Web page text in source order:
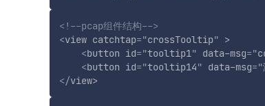
<!--pcap组件结构-->
<view catchtap="crossTooltip" >
<button id="tooltip1" data-msg="
<button id="tooltip14" data-msg="
</view>